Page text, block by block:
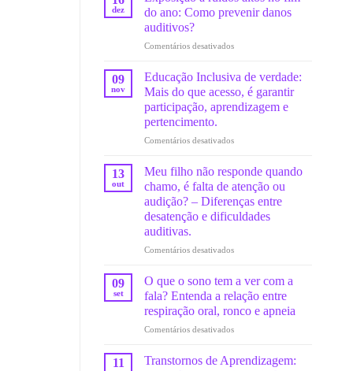
dez
do ano: Como prevenir danos
auditivos?
Comentários desativadosem
ruídos
altos
no
do
Como
prevenir
danos
auditivos?
09
nov
Educação Inclusiva de verdade:
Mais do que acesso, é garantir
participação, aprendizagem e
pertencimento.
Comentários desativadosem
Inclusiva
de
verdade:
Mais
do
participação,
aprendizagem
e
pertencimento.
13
out
Meu filho não responde quando
chamo, é falta de atenção ou
audição? – Diferenças entre
desatenção e dificuldades
auditivas.
Comentários desativadosem
responde
quando
chamo,
09
set
O que o sono tem a ver com a
fala? Entenda a relação entre
respiração oral, ronco e apneia
Comentários desativadosem
11
Transtornos de Aprendizagem: